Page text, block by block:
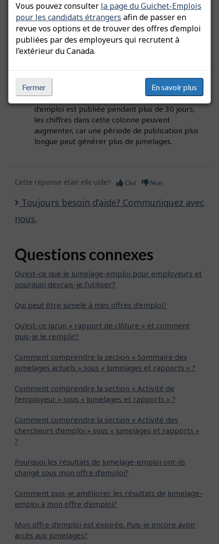
Vous pouvez consulter la page du Guichet-Emplois
pour les candidats étrangers afin de passer en
revue vos options et de trouver des offres d’emploi
publiées par des employeurs qui recrutent à
l’extérieur du Canada.
Fermer En savoir plus
Si une offre d'emploi est publiée pendant plus
de 30 jours, les chiffres dans cette colonne
peuvent augmenter, car une période de
publication plus longue peut générer plus de
jumelages.
colonne affiche les jumelages avec les profils de
chercheurs d’emploi étrangers inscrits au
programme d’Entrée express. Si une offre
d'emploi est publiée pendant plus de 30 jours,
les chiffres dans cette colonne peuvent
augmenter, car une période de publication plus
longue peut générer plus de jumelages.
Cette réponse était-elle utile? Oui Non
Toujours besoin d’aide? Communiquez avec
nous.
Questions connexes
Qu’est-ce que le Jumelage-emploi pour employeurs et
pourquoi devrais-je l'utiliser?
Qui peut être jumelé à mes offres d’emploi?
Qu’est-ce qu’un « rapport de clôture » et comment
puis-je le remplir?
Comment comprendre la section « Sommaire des
jumelages actuels » sous « Jumelages et rapports » ?
Comment comprendre la section « Activité de
l’employeur » sous « Jumelages et rapports » ?
Comment comprendre la section « Activité des
chercheurs d’emploi » sous « Jumelages et rapports »
?
Pourquoi les résultats de Jumelage-emploi ont-ils
changé sous mon offre d’emploi?
Comment puis-je améliorer les résultats de Jumelage-
emploi à mon offre d’emploi?
Mon offre d’emploi est expirée. Puis-je encore avoir
accès aux jumelages?